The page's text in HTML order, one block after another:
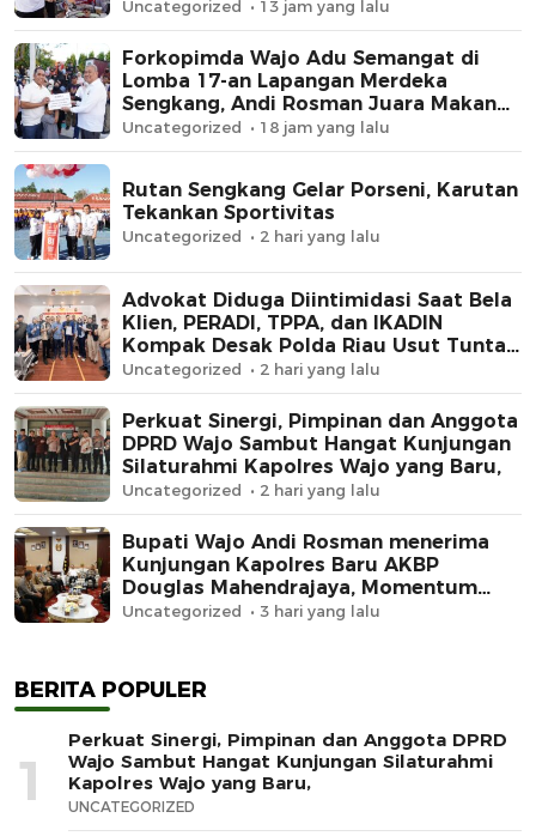
Uncategorized 13 jam yang lalu
Forkopimda Wajo Adu Semangat di
Lomba 17-an Lapangan Merdeka
Sengkang, Andi Rosman Juara Makan
Krupuk
Uncategorized 18 jam yang lalu
Rutan Sengkang Gelar Porseni, Karutan
Tekankan Sportivitas
Uncategorized 2 hari yang lalu
Advokat Diduga Diintimidasi Saat Bela
Klien, PERADI, TPPA, dan IKADIN
Kompak Desak Polda Riau Usut Tuntas
Dugaan Premanisme
Uncategorized 2 hari yang lalu
Perkuat Sinergi, Pimpinan dan Anggota
DPRD Wajo Sambut Hangat Kunjungan
Silaturahmi Kapolres Wajo yang Baru,
Uncategorized 2 hari yang lalu
Bupati Wajo Andi Rosman menerima
Kunjungan Kapolres Baru AKBP
Douglas Mahendrajaya, Momentum
Memperkuat Sinergi
Uncategorized 3 hari yang lalu
BERITA POPULER
1
Perkuat Sinergi, Pimpinan dan Anggota DPRD
Wajo Sambut Hangat Kunjungan Silaturahmi
Kapolres Wajo yang Baru,
UNCATEGORIZED